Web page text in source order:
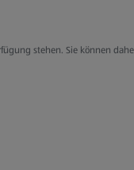
stehen. Sie können